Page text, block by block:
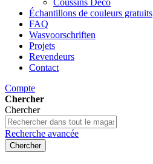
Coussins Déco
Échantillons de couleurs gratuits
FAQ
Wasvoorschriften
Projets
Revendeurs
Contact
Compte
Chercher
Chercher
Recherche avancée
Chercher